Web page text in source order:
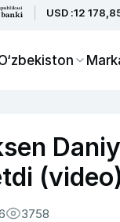
USD :12
3758